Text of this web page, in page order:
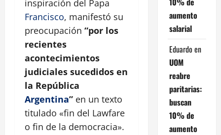
inspiración del Papa
Francisco, manifestó su
preocupación “por los
recientes
acontecimientos
judiciales sucedidos en
la República
Argentina” en un texto
titulado «fin del Lawfare
o fin de la democracia».
aumento
salarial
Eduardo en
UOM
reabre
paritarias:
buscan
10% de
aumento